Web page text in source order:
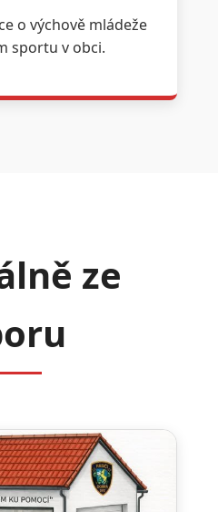
o výchově mládeže
sportu v obci.
ze